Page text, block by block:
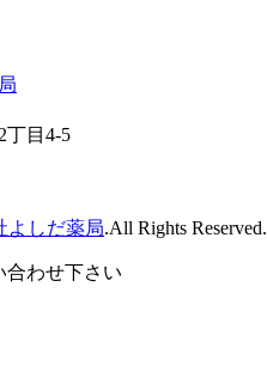
丁目4-5
よしだ薬局.All Rights Reserved.
合わせ下さい